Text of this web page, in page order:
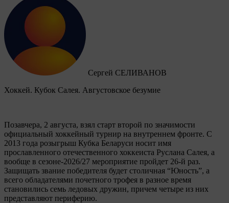
Сергей СЕЛИВАНОВ
Хоккей. Кубок Салея. Августовское безумие
Позавчера, 2 августа, взял старт второй по значимости
официальный хоккейный турнир на внутреннем фронте. C
2013 года розыгрыш Кубка Беларуси носит имя
прославленного отечественного хоккеиста Руслана Салея, а
вообще в сезоне-2026/27 мероприятие пройдет 26-й раз.
Защищать звание победителя будет столичная “Юность”, а
всего обладателями почетного трофея в разное время
становились семь ледовых дружин, причем четыре из них
представляют периферию.